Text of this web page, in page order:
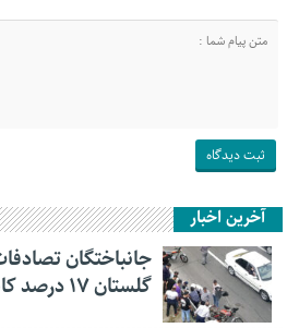
آخرین اخبار
جانباختگان
گلستان ۱۷ درصد کاهش یافت